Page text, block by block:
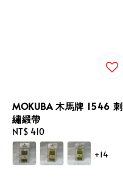
MOKUBA 木馬牌 1546 刺
繡緞帶
Regular
price
NT$ 410
+14